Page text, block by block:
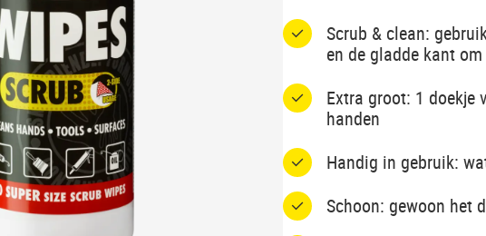
Scrub & clean:
en de gladde kant
Extra groot: 1 doekje
handen
Handig in gebruik:
Schoon: gewoon het